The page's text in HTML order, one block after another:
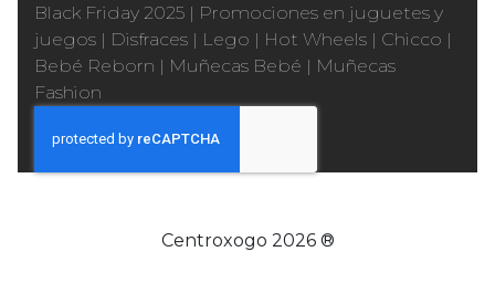
Black Friday 2025 | Promociones en juguetes y
juegos | Disfraces | Lego | Hot Wheels | Chicco |
Bebé Reborn | Muñecas Bebé | Muñecas
Fashion
Centroxogo 2026 ®